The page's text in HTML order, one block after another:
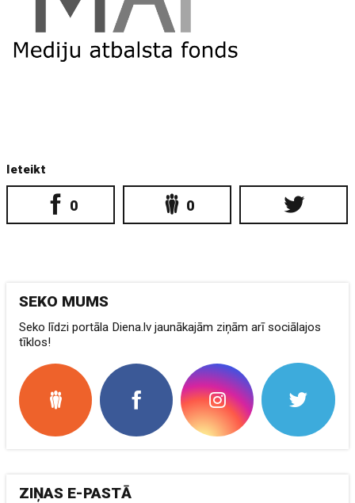
Ieteikt
0 0
SEKO MUMS
Seko līdzi portāla Diena.lv jaunākajām ziņām arī sociālajos
tīklos!
ZIŅAS E-PASTĀ